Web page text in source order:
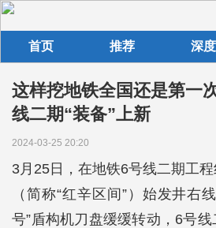
首页 推荐 深度
这样挖地铁全国还是第一
线二期“装备”上新
2024-03-25 20:20
3月25日，在地铁6号线二期工
（简称“红辛区间”）始发井右
号”盾构机刀盘缓缓转动，6号